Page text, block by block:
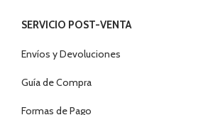
SERVICIO POST-VENTA
Envíos y Devoluciones
Guía de Compra
Formas de Pago